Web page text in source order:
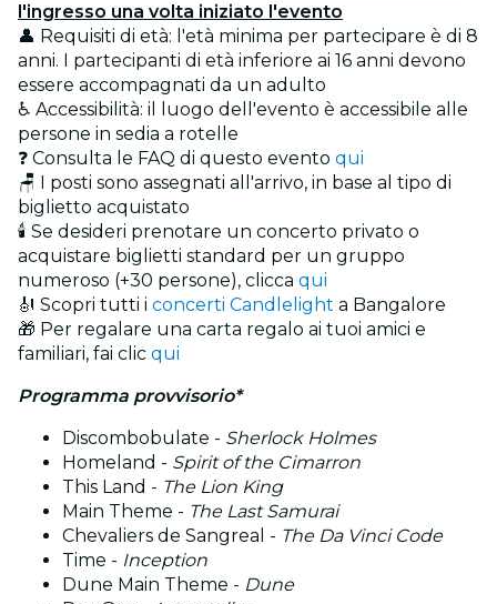
l'ingresso una volta iniziato l'evento
👤 Requisiti di età: l'età minima per partecipare è di 8
anni. I partecipanti di età inferiore ai 16 anni devono
essere accompagnati da un adulto
♿ Accessibilità: il luogo dell'evento è accessibile alle
persone in sedia a rotelle
❓ Consulta le FAQ di questo evento qui
🪑 I posti sono assegnati all'arrivo, in base al tipo di
biglietto acquistato
🕯️ Se desideri prenotare un concerto privato o
acquistare biglietti standard per un gruppo
numeroso (+30 persone), clicca qui
🎻 Scopri tutti i concerti Candlelight a Bangalore
🎁 Per regalare una carta regalo ai tuoi amici e
familiari, fai clic qui
Programma provvisorio*
Discombobulate - Sherlock Holmes
Homeland - Spirit of the Cimarron
This Land - The Lion King
Main Theme - The Last Samurai
Chevaliers de Sangreal - The Da Vinci Code
Time - Inception
Dune Main Theme - Dune